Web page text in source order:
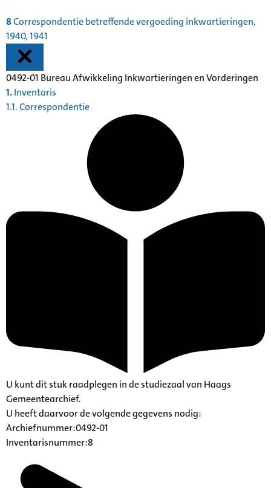
8Correspondentie betreffende vergoeding inkwartieringen,
1940, 1941
0492-01 Bureau Afwikkeling Inkwartieringen en Vorderingen
1.Inventaris
1.1. Correspondentie
U kunt dit stuk raadplegen in de studiezaal van Haags
Gemeentearchief.
U heeft daarvoor de volgende gegevens nodig:
Archiefnummer:0492-01
Inventarisnummer:8